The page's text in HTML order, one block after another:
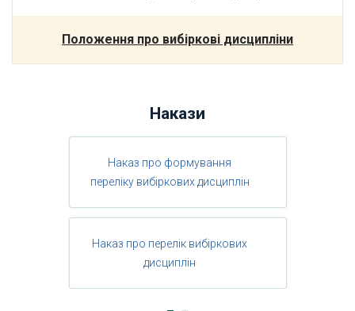
Положення про вибіркові дисципліни
Накази
Наказ про формування
переліку вибіркових дисциплін
Наказ про перелік вибіркових
дисциплін